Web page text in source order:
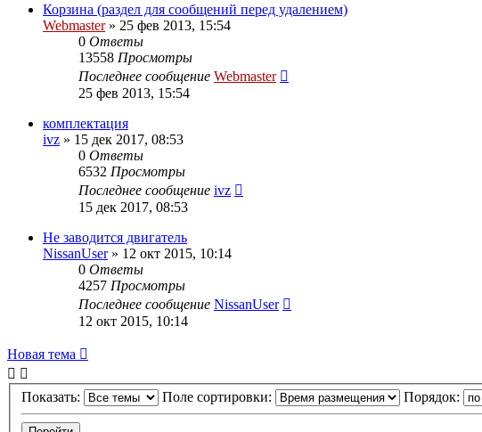
Корзина (раздел для сообщений перед удалением)
Webmaster» 25 фев 2013, 15:54
0 Ответы
13558 Просмотры
Последнее сообщение Webmaster
25 фев 2013, 15:54
комплектация
ivz » 15 дек 2017, 08:53
0 Ответы
6532 Просмотры
Последнее сообщение ivz
15 дек 2017, 08:53
Не заводится двигатель
NissanUser» 12 окт 2015, 10:14
0 Ответы
4257 Просмотры
Последнее сообщение NissanUser
12 окт 2015, 10:14
Новая тема
Показать: Поле сортировки: Порядок: